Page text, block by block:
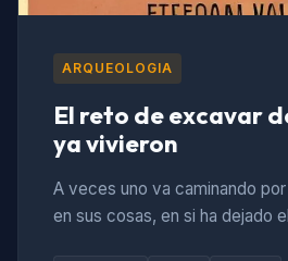
ARQUEOLOGIA
El reto de excavar
ya vivieron
A veces uno va caminando
en sus cosas, en si ha dejado